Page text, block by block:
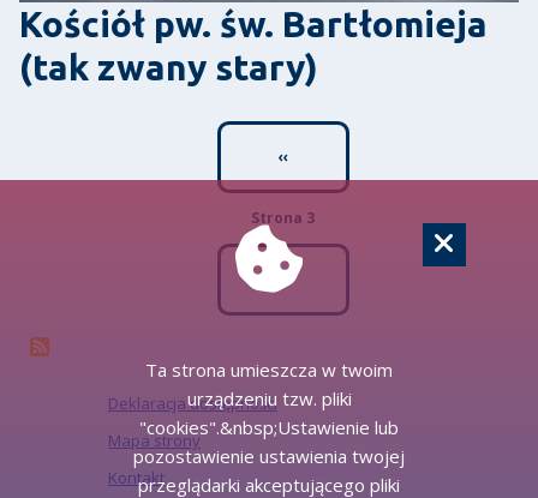
Kościół pw. św. Bartłomieja
(tak zwany stary)
Poprzednia strona
‹‹
Strona 3
Następna strona
Deklaracja dostępności
Mapa strony
Kontakt
Ta strona umieszcza w twoim
urządzeniu tzw. pliki
"cookies".&nbsp;Ustawienie lub
pozostawienie ustawienia twojej
przeglądarki akceptującego pliki